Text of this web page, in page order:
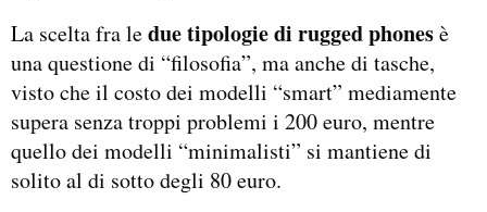
La scelta fra ledue tipologie di rugged phonesè
una questione di “filosofia”, ma anche di tasche,
visto che il costo dei modelli “smart” mediamente
supera senza troppi problemi i 200 euro, mentre
quello dei modelli “minimalisti” si mantiene di
solito al di sotto degli 80 euro.